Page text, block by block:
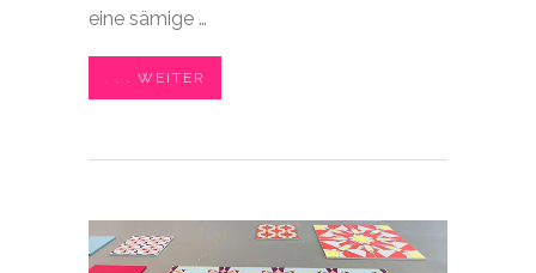
eine sämige …
. . . WEITER